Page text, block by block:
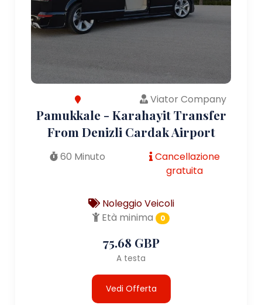
Viator Company
Pamukkale - Karahayit Transfer
From Denizli Cardak Airport
60 Minuto
Cancellazione
gratuita
Noleggio Veicoli
Età minima
0
75.68 GBP
A testa
Vedi Offerta